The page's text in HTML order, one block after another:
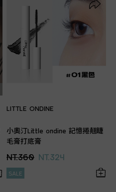
LITTLE ONDINE
小奧汀Little ondine 記憶捲翹睫
毛膏打底膏
NT.360 NT.324
SALE